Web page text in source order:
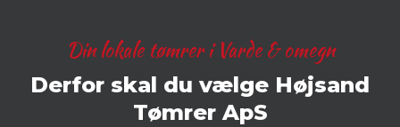
Din lokale tømrer i Varde & omegn
​Derfor skal du vælge Højsand
Tømrer ApS